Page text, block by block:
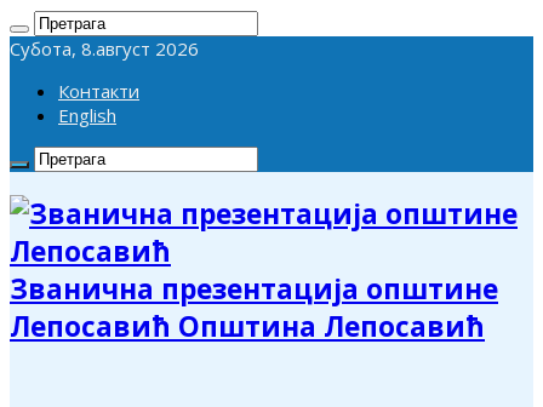
Субота, 8.август 2026
Контакти
English
Званична презентација општине
Лепосавић Општина Лепосавић